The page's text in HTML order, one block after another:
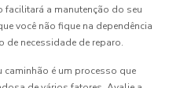
facilitará a manutenção do seu
você não fique na dependência
de necessidade de reparo.
é um processo que